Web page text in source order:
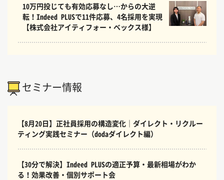
10万円投じても有効応募なし…からの大逆
転！Indeed PLUSで11件応募、4名採用を実現
【株式会社アイティフォー・ベックス様】
セミナー情報
【8月20日】正社員採用の構造変化｜ダイレクト・リクルー
ティング実践セミナー（dodaダイレクト編）
【30分で解決】Indeed PLUSの適正予算・最新相場がわか
る！効果改善・個別サポート会